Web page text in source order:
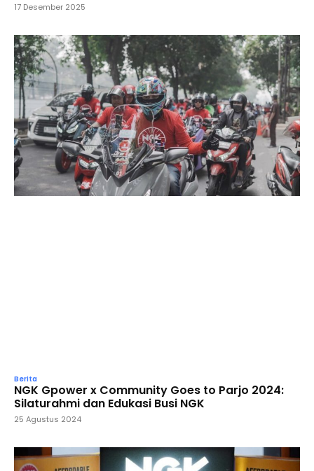
17 Desember 2025
Berita
NGK Gpower x Community Goes to Parjo 2024:
Silaturahmi dan Edukasi Busi NGK
25 Agustus 2024